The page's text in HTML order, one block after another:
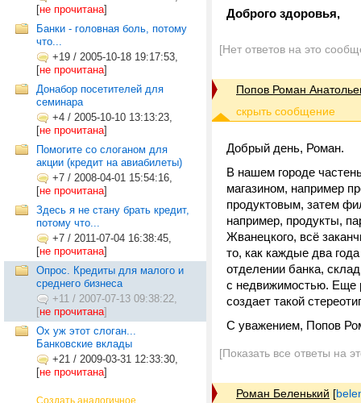
[не прочитана]
Банки - головная боль, потому
что...
+19 / 2005-10-18 19:17:53,
[не прочитана]
Донабор посетителей для
семинара
+4 / 2005-10-10 13:13:23,
[не прочитана]
Помогите со слоганом для
акции (кредит на авиабилеты)
+7 / 2008-04-01 15:54:16,
[не прочитана]
Здесь я не стану брать кредит,
потому что...
+7 / 2011-07-04 16:38:45,
[не прочитана]
Опрос. Кредиты для малого и
среднего бизнеса
+11 / 2007-07-13 09:38:22,
[не прочитана]
Ох уж этот слоган...
Банковские вклады
+21 / 2009-03-31 12:33:30,
[не прочитана]
Создать аналогичное
Доброго здоровья,
[Нет ответов на это
Попов Роман
Добрый день, Роман.
В нашем городе
магазином, например
продуктовым, затем
например, продукты,
Жванецкого, всё
то, как каждые два
отделении банка,
с недвижимостью. Еще
создает такой
С уважением, Попов
[Показать все ответы на
Роман Беленький [